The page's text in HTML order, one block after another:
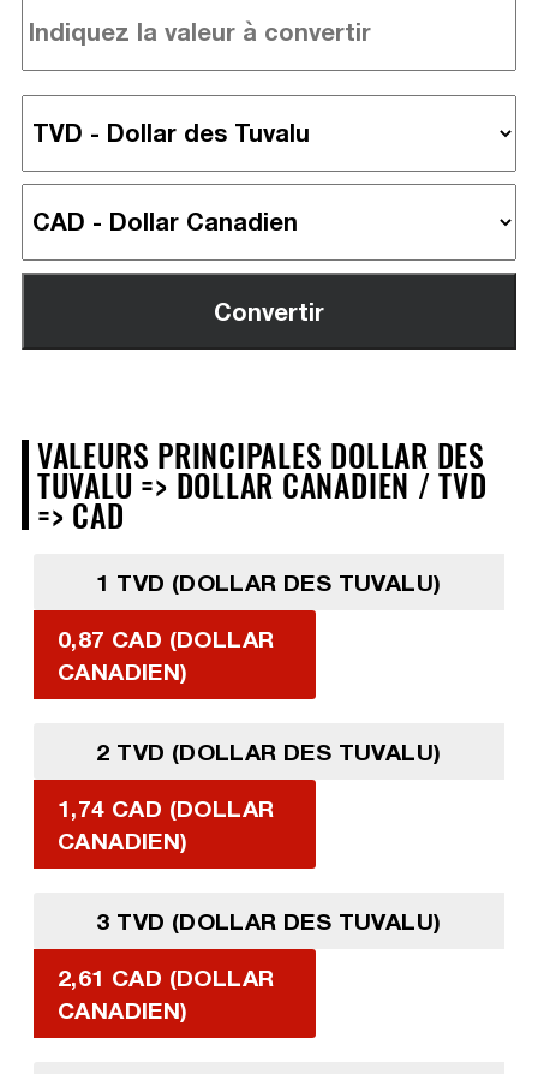
VALEURS PRINCIPALES DOLLAR DES
TUVALU => DOLLAR CANADIEN / TVD
=> CAD
1 TVD (DOLLAR DES TUVALU)
0,87 CAD (DOLLAR
CANADIEN)
2 TVD (DOLLAR DES TUVALU)
1,74 CAD (DOLLAR
CANADIEN)
3 TVD (DOLLAR DES TUVALU)
2,61 CAD (DOLLAR
CANADIEN)